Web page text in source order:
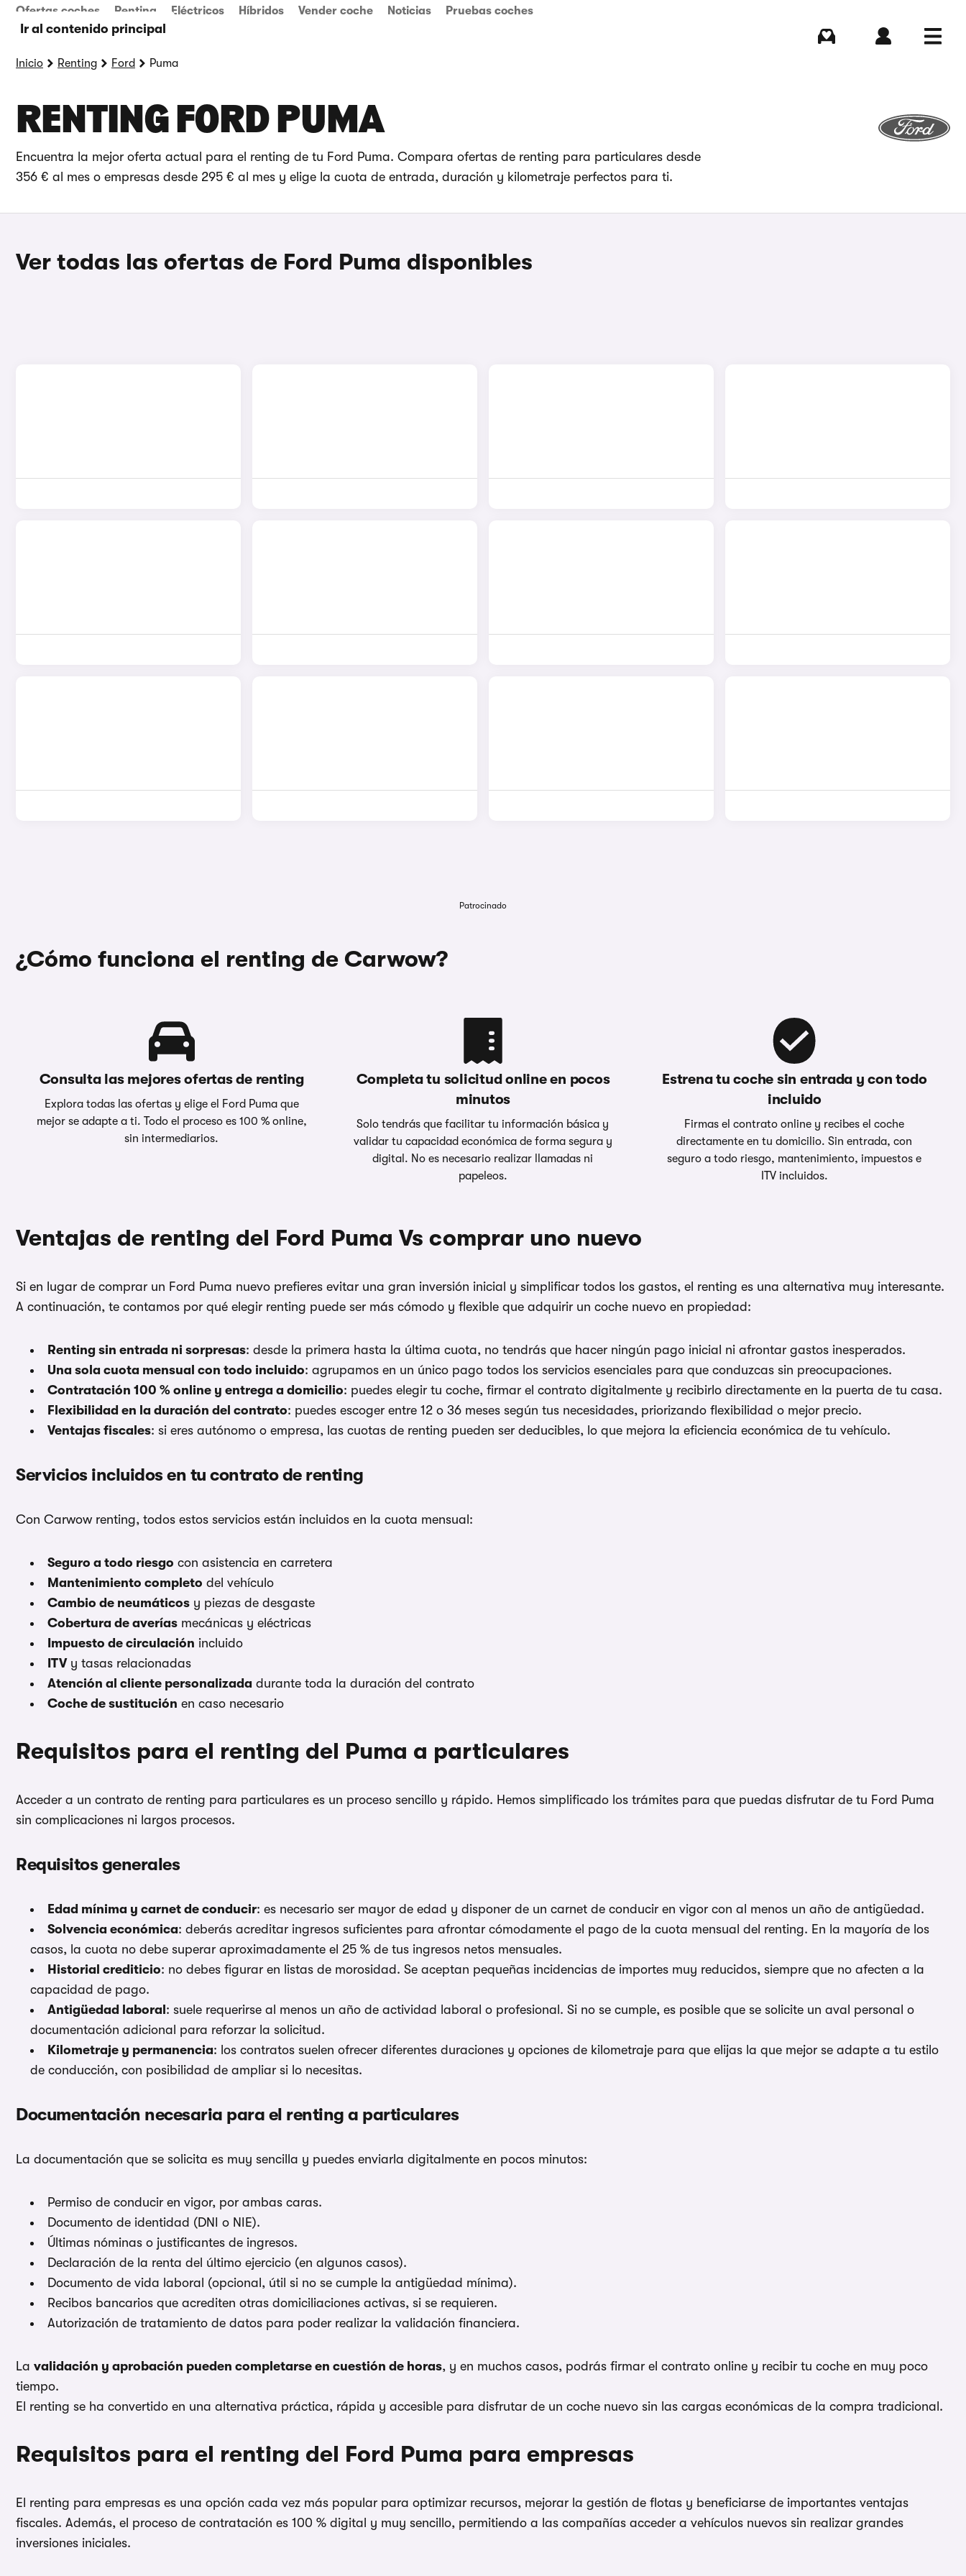
Ir al contenido principal
Ofertas coches Renting Eléctricos Híbridos Vender coche Noticias Pruebas coches
Inicio Renting Ford Puma
RENTING FORD PUMA
Encuentra la mejor oferta actual para el renting de tu Ford Puma. Compara ofertas de renting para particulares desde
356 € al mes o empresas desde 295 € al mes y elige la cuota de entrada, duración y kilometraje perfectos para ti.
Ver todas las ofertas de Ford Puma disponibles
Patrocinado
¿Cómo funciona el renting de Carwow?
Consulta las mejores ofertas de renting
Explora todas las ofertas y elige el Ford Puma que
mejor se adapte a ti. Todo el proceso es 100 % online,
sin intermediarios.
Completa tu solicitud online en pocos
minutos
Solo tendrás que facilitar tu información básica y
validar tu capacidad económica de forma segura y
digital. No es necesario realizar llamadas ni
papeleos.
Estrena tu coche sin entrada y con todo
incluido
Firmas el contrato online y recibes el coche
directamente en tu domicilio. Sin entrada, con
seguro a todo riesgo, mantenimiento, impuestos e
ITV incluidos.
Ventajas de renting del Ford Puma Vs comprar uno nuevo
Si en lugar de comprar un Ford Puma nuevo prefieres evitar una gran inversión inicial y simplificar todos los gastos, el renting es una alternativa muy interesante.
A continuación, te contamos por qué elegir renting puede ser más cómodo y flexible que adquirir un coche nuevo en propiedad:
Renting sin entrada ni sorpresas: desde la primera hasta la última cuota, no tendrás que hacer ningún pago inicial ni afrontar gastos inesperados.
Una sola cuota mensual con todo incluido: agrupamos en un único pago todos los servicios esenciales para que conduzcas sin preocupaciones.
Contratación 100 % online y entrega a domicilio: puedes elegir tu coche, firmar el contrato digitalmente y recibirlo directamente en la puerta de tu casa.
Flexibilidad en la duración del contrato: puedes escoger entre 12 o 36 meses según tus necesidades, priorizando flexibilidad o mejor precio.
Ventajas fiscales: si eres autónomo o empresa, las cuotas de renting pueden ser deducibles, lo que mejora la eficiencia económica de tu vehículo.
Servicios incluidos en tu contrato de renting
Con Carwow renting, todos estos servicios están incluidos en la cuota mensual:
Seguro a todo riesgo con asistencia en carretera
Mantenimiento completo del vehículo
Cambio de neumáticos y piezas de desgaste
Cobertura de averías mecánicas y eléctricas
Impuesto de circulación incluido
ITVy tasas relacionadas
Atención al cliente personalizada durante toda la duración del contrato
Coche de sustitución en caso necesario
Requisitos para el renting del Puma a particulares
Acceder a un contrato de renting para particulares es un proceso sencillo y rápido. Hemos simplificado los trámites para que puedas disfrutar de tu Ford Puma
sin complicaciones ni largos procesos.
Requisitos generales
Edad mínima y carnet de conducir: es necesario ser mayor de edad y disponer de un carnet de conducir en vigor con al menos un año de antigüedad.
Solvencia económica: deberás acreditar ingresos suficientes para afrontar cómodamente el pago de la cuota mensual del renting. En la mayoría de los
casos, la cuota no debe superar aproximadamente el 25 % de tus ingresos netos mensuales.
Historial crediticio: no debes figurar en listas de morosidad. Se aceptan pequeñas incidencias de importes muy reducidos, siempre que no afecten a la
capacidad de pago.
Antigüedad laboral : suele requerirse al menos un año de actividad laboral o profesional. Si no se cumple, es posible que se solicite un aval personal o
documentación adicional para reforzar la solicitud.
Kilometraje y permanencia: los contratos suelen ofrecer diferentes duraciones y opciones de kilometraje para que elijas la que mejor se adapte a tu estilo
de conducción, con posibilidad de ampliar si lo necesitas.
Documentación necesaria para el renting a particulares
La documentación que se solicita es muy sencilla y puedes enviarla digitalmente en pocos minutos:
Permiso de conducir en vigor, por ambas caras.
Documento de identidad (DNI o NIE).
Últimas nóminas o justificantes de ingresos.
Declaración de la renta del último ejercicio (en algunos casos).
Documento de vida laboral (opcional, útil si no se cumple la antigüedad mínima).
Recibos bancarios que acrediten otras domiciliaciones activas, si se requieren.
Autorización de tratamiento de datos para poder realizar la validación financiera.
La validación y aprobación pueden completarse en cuestión de horas, y en muchos casos, podrás firmar el contrato online y recibir tu coche en muy poco
tiempo.
El renting se ha convertido en una alternativa práctica, rápida y accesible para disfrutar de un coche nuevo sin las cargas económicas de la compra tradicional.
Requisitos para el renting del Ford Puma para empresas
El renting para empresas es una opción cada vez más popular para optimizar recursos, mejorar la gestión de flotas y beneficiarse de importantes ventajas
fiscales. Además, el proceso de contratación es 100 % digital y muy sencillo, permitiendo a las compañías acceder a vehículos nuevos sin realizar grandes
inversiones iniciales.